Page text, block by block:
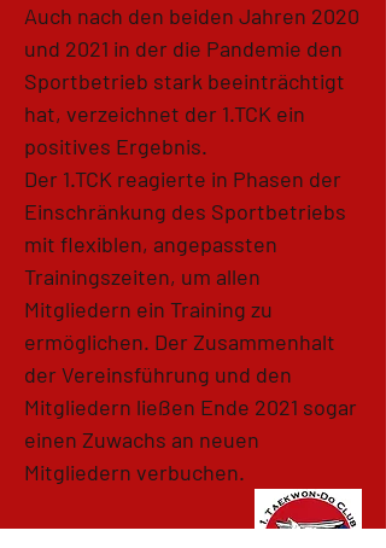
Auch nach den beiden Jahren 2020
und 2021 in der die Pandemie den
Sportbetrieb stark beeinträchtigt
hat, verzeichnet der 1.TCK ein
positives Ergebnis.
Der 1.TCK reagierte in Phasen der
Einschränkung des Sportbetriebs
mit flexiblen, angepassten
Trainingszeiten, um allen
Mitgliedern ein Training zu
ermöglichen. Der Zusammenhalt
der Vereinsführung und den
Mitgliedern ließen Ende 2021 sogar
einen Zuwachs an neuen
Mitgliedern verbuchen.